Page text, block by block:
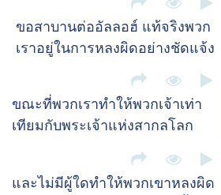
ขอสาบานต่ออัลลอฮ์ แท้จริงพวก
เราอยู่ในการหลงผิดอย่างชัดแจ้ง
ขณะที่พวกเราทำให้พวกเจ้าเท่า
เทียมกับพระเจ้าแห่งสากลโลก
และไม่มีผู้ใดทำให้พวกเขาหลงผิด